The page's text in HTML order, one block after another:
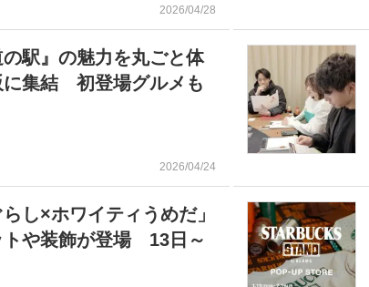
2026/04/28
駅』の魅力を丸ごと体
集結 初登場グルメも
2026/04/24
し×ホワイティうめだ」
や装飾が登場 13日～